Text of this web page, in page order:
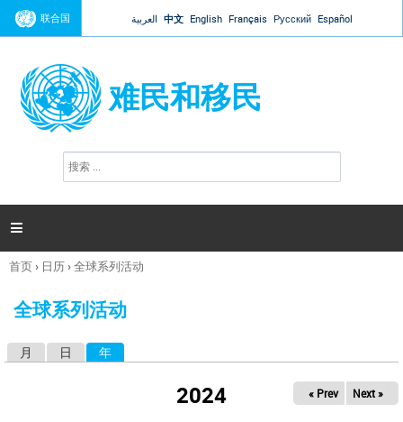
Jump to navigation
联合国 العربية 中文 English Français Русский Español
难民和移民
搜
索

你
这
首页› 日历›全球系列活动
全球系列活动
月 日 年
2024 « Prev Next »